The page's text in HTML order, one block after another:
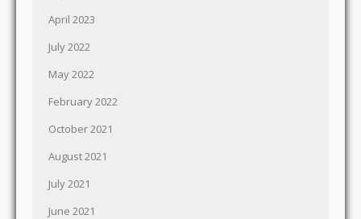
April 2023
July 2022
May 2022
February 2022
October 2021
August 2021
July 2021
June 2021